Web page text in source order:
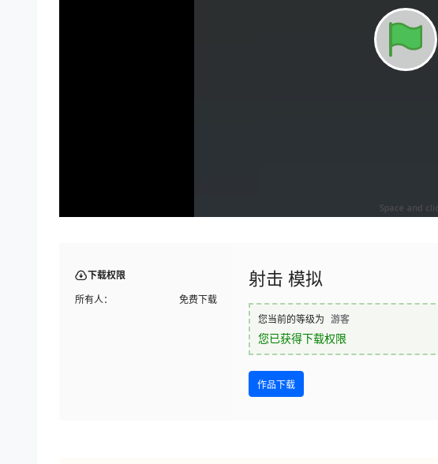
下载权限
所有人： 免费下载
射击 模拟
您当前的等级为 游客
您已获得下载权限
作品下载